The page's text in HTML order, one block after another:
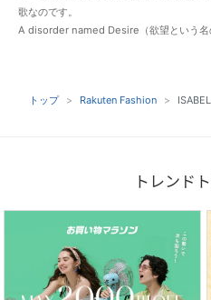
歌なのです。
A disorder named Desire（欲望という名
トップ Rakuten Fashion
トレンド